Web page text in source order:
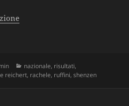
Categories
nazionale, risultati,
reichert, rachele, ruffini,shenzen